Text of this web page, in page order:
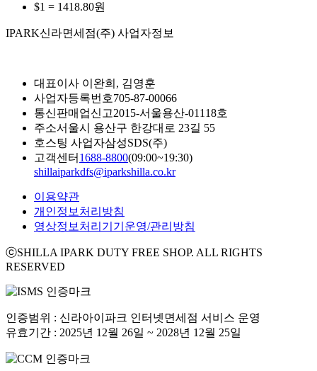
$1 = 1418.80원
IPARK신라면세점(주) 사업자정보
대표이사 이완희, 김영훈
사업자등록번호705-87-00066
통신판매업신고2015-서울용산-01118호
주소서울시 용산구 한강대로 23길 55
호스팅 사업자삼성SDS(주)
고객센터 1688-8800(09:00~19:30)
shillaiparkdfs@iparkshilla.co.kr
이용약관
개인정보처리방침
영상정보처리기기운영/관리방침
ⓒSHILLA IPARK DUTY FREE SHOP. ALL RIGHTS
RESERVED
인증범위 : 신라아이파크 인터넷면세점 서비스 운영
유효기간 : 2025년 12월 26일 ~ 2028년 12월 25일